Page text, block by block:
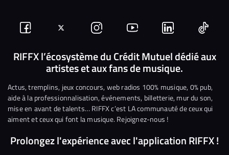
Suivez-
nous
Facebook
Suivez-
nous
sur
Twitter
Nous
rejoindre
sur
Instagram
Nous
rejoindre
sur
YouTube
Nous
rejoindre
sur
Linkedin
Nous
RIFFX l’écosystème du Crédit Mutuel dédié aux
artistes et aux fans de musique.
Actus, tremplins, jeux concours, web radios 100% musique, 0% pub,
aide à la professionnalisation, événements, billetterie, mur du son,
mise en avant de talents… RIFFX c’est LA communauté de ceux qui
aiment et ceux qui font la musique. Rejoignez-nous !
Prolongez l'expérience avec l'application RIFFX !